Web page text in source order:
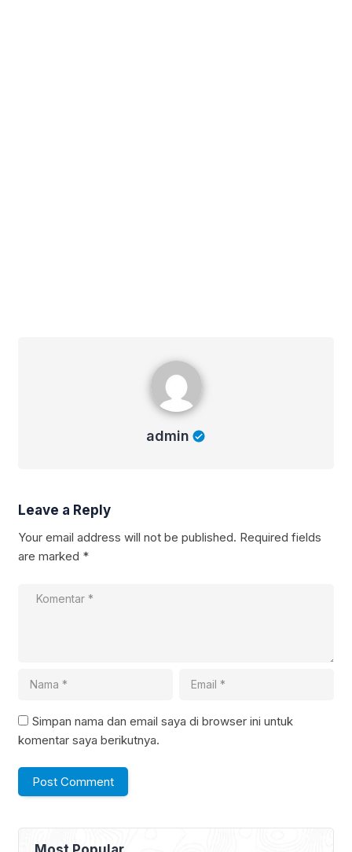
admin
Leave a Reply
Your email address will not be published. Required fields
are marked *
Simpan nama dan email saya di browser ini untuk
komentar saya berikutnya.